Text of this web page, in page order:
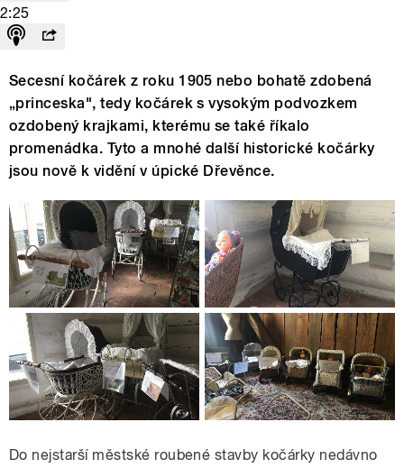
2:25
Secesní kočárek z roku 1905 nebo bohatě zdobená
„princeska", tedy kočárek s vysokým podvozkem
ozdobený krajkami, kterému se také říkalo
promenádka. Tyto a mnohé další historické kočárky
jsou nově k vidění v úpické Dřevěnce.
Do nejstarší městské roubené stavby kočárky nedávno